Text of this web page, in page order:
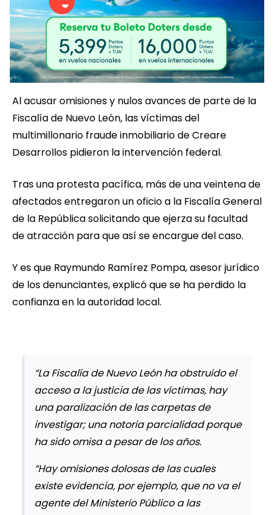
Al acusar omisiones y nulos avances de parte de la
Fiscalía de Nuevo León, las víctimas del
multimillonario fraude inmobiliario de Creare
Desarrollos pidieron la intervención federal.
Tras una protesta pacífica, más de una veintena de
afectados entregaron un oficio a la Fiscalía General
de la República solicitando que ejerza su facultad
de atracción para que así se encargue del caso.
Y es que Raymundo Ramírez Pompa, asesor jurídico
de los denunciantes, explicó que se ha perdido la
confianza en la autoridad local.
“La Fiscalía de Nuevo León ha obstruido el
acceso a la justicia de las víctimas, hay
una paralización de las carpetas de
investigar; una notoria parcialidad porque
ha sido omisa a pesar de los años.
“Hay omisiones dolosas de las cuales
existe evidencia, por ejemplo, que no va el
agente del Ministerio Público a las